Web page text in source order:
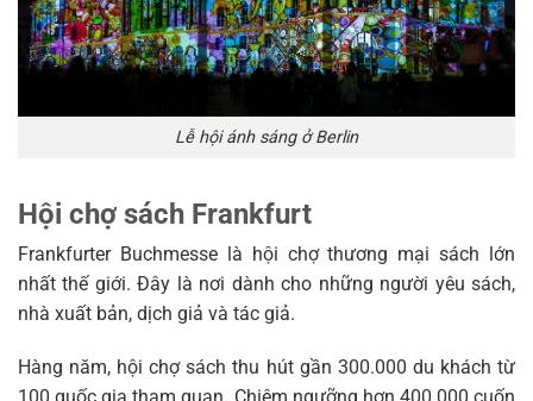
Lễ hội ánh sáng ở Berlin
Hội chợ sách Frankfurt
Frankfurter Buchmesse là hội chợ thương mại sách lớn
nhất thế giới. Đây là nơi dành cho những người yêu sách,
nhà xuất bản, dịch giả và tác giả.
Hàng năm, hội chợ sách thu hút gần 300.000 du khách từ